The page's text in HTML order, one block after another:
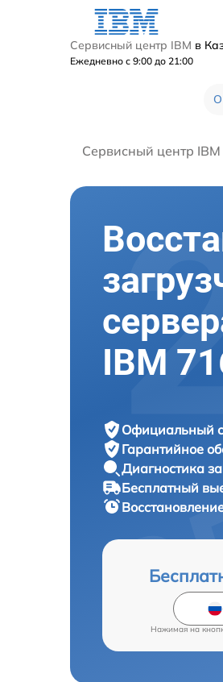
Сервисный центр IBM в
Ежедневно с 9:00 до 21:00
Сервисный центр IBM
IBM
Официальный
Гарантийное
Диагностика
Бесплатный
Нажимая на